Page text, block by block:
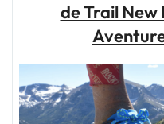
de Trail New